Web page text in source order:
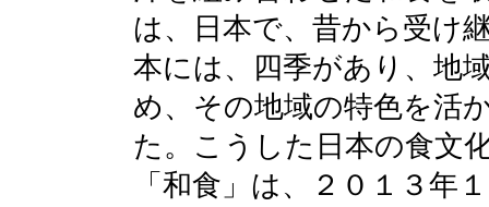
は、日本で、昔から受け
本には、四季があり、地
め、その地域の特色を活
た。こうした日本の食文
「和食」は、２０１３年